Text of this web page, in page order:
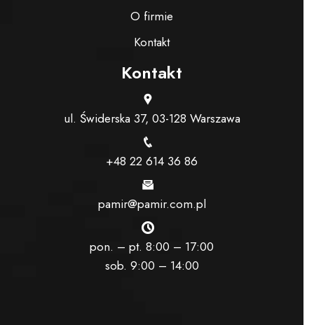
O firmie
Kontakt
Kontakt
ul. Świderska 37, 03-128 Warszawa
+48 22 614 36 86
pamir@pamir.com.pl
pon. – pt. 8:00 – 17:00
sob. 9:00 – 14:00